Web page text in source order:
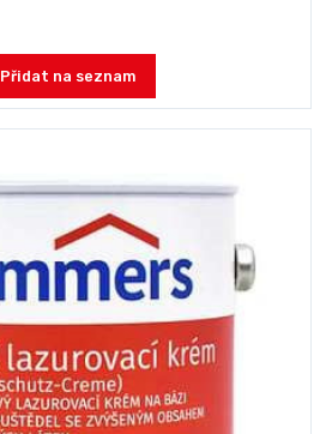
Přidat na seznam